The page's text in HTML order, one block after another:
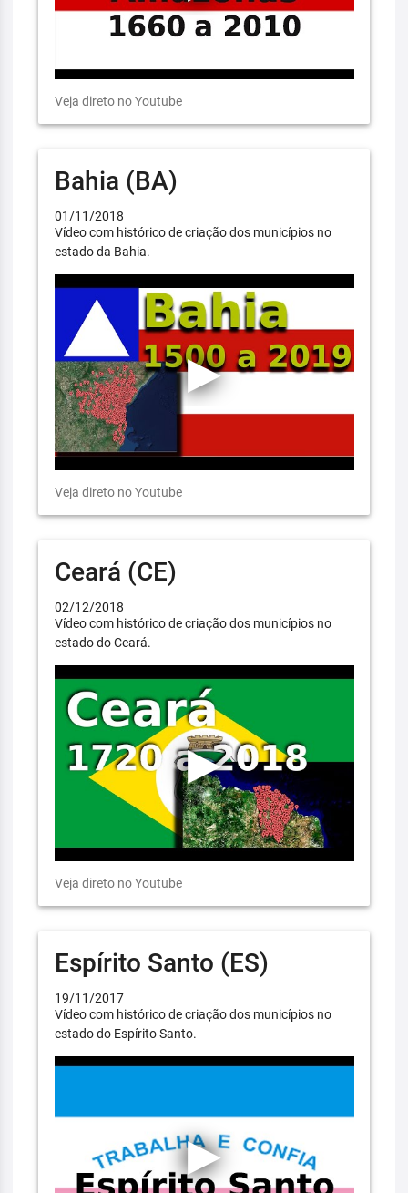
Veja direto no Youtube
Bahia (BA)
01/11/2018
Vídeo com histórico de criação dos municípios no
estado da Bahia.
Veja direto no Youtube
Ceará (CE)
02/12/2018
Vídeo com histórico de criação dos municípios no
estado do Ceará.
Veja direto no Youtube
Espírito Santo (ES)
19/11/2017
Vídeo com histórico de criação dos municípios no
estado do Espírito Santo.